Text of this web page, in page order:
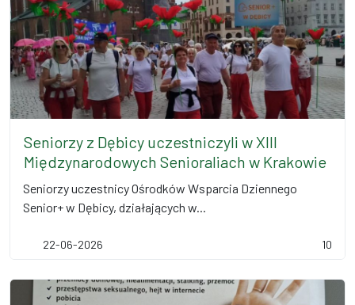
Seniorzy z Dębicy uczestniczyli w XIII
Międzynarodowych Senioraliach w Krakowie
Seniorzy uczestnicy Ośrodków Wsparcia Dziennego
Senior+ w Dębicy, działających w...
22-06-2026 10